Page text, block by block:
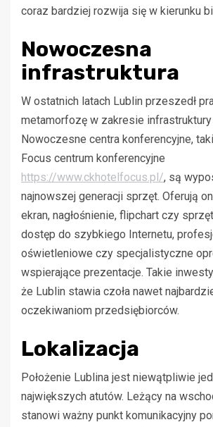
coraz bardziej rozwija się w kierunku
Nowoczesna
infrastruktura
W ostatnich latach Lublin przeszedł
metamorfozę w zakresie infrastruktury
Nowoczesne centra konferencyjne,
Focus centrum konferencyjne
https://www.ckhotelfocus.pl/, są
najnowszej generacji sprzęt. Oferują
ekran, nagłośnienie, flipchart czy
dostęp do szybkiego Internetu,
oświetleniowe czy specjalistyczne
wspierające prezentacje. Takie
że Lublin stawia czoła nawet
oczekiwaniom przedsiębiorców.
Lokalizacja
Położenie Lublina jest niewątpliwie
największych atutów. Leżący na
stanowi ważny punkt komunikacyjny